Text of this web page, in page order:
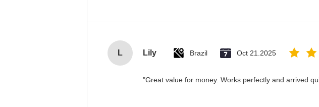
L Lily Brazil Oct 21.2025
"Great value for money. Works perfectly and arrived